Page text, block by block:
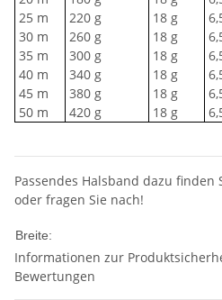
25 m
220 g 18 g
30 m
260 g 18 g
35 m
300 g 18 g
40 m
340 g 18 g
45 m
380 g 18 g
50 m
420 g 18 g
Passendes Halsband dazu finden
oder fragen Sie nach!
Breite:
Informationen zur
Bewertungen